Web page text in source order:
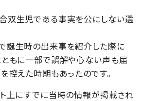
双生児である事実を公にしない選
誕生時の出来事を紹介した際に
ともに一部で誤解や心ない声も届
控えた時期もあったのです。
ト上にすでに当時の情報が掲載され